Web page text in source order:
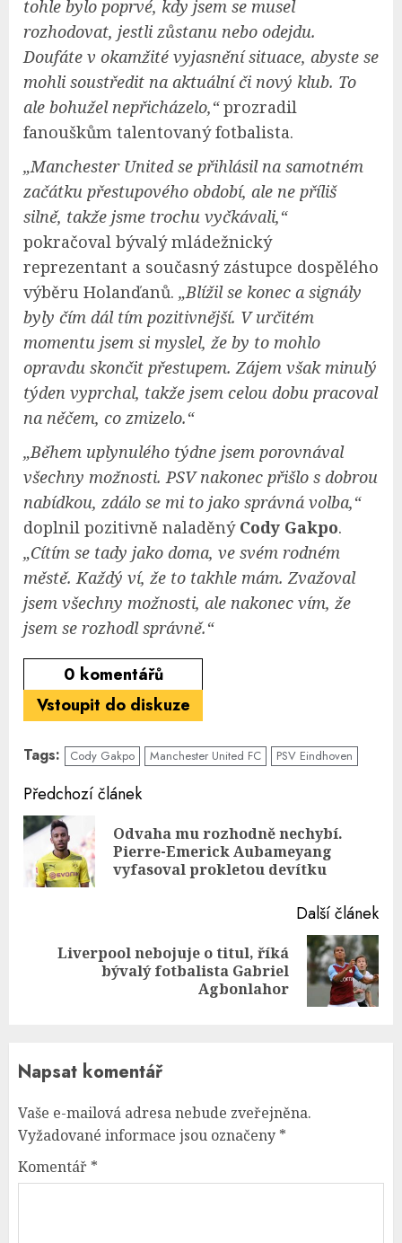
tohle bylo poprvé, kdy jsem se musel
rozhodovat, jestli zůstanu nebo odejdu.
Doufáte v okamžité vyjasnění situace, abyste se
mohli soustředit na aktuální či nový klub. To
ale bohužel nepřicházelo,“prozradil
fanouškům talentovaný fotbalista.
„Manchester United se přihlásil na samotném
začátku přestupového období, ale ne příliš
silně, takže jsme trochu vyčkávali,“
pokračoval bývalý mládežnický
reprezentant a současný zástupce dospělého
výběru Holanďanů. „Blížil se konec a signály
byly čím dál tím pozitivnější. V určitém
momentu jsem si myslel, že by to mohlo
opravdu skončit přestupem. Zájem však minulý
týden vyprchal, takže jsem celou dobu pracoval
na něčem, co zmizelo.“
„Během uplynulého týdne jsem porovnával
všechny možnosti. PSV nakonec přišlo s dobrou
nabídkou, zdálo se mi to jako správná volba,“
doplnil pozitivně naladěný Cody Gakpo.
„Cítím se tady jako doma, ve svém rodném
městě. Každý ví, že to takhle mám. Zvažoval
jsem všechny možnosti, ale nakonec vím, že
jsem se rozhodl správně.“
0 komentářů
Vstoupit do diskuze
Tags: Cody Gakpo Manchester United FC PSV Eindhoven
Continue
Reading
Předchozí článek
Odvaha mu rozhodně nechybí.
Pierre-Emerick Aubameyang
vyfasoval prokletou devítku
Další článek
Next
Liverpool nebojuje o titul, říká
bývalý fotbalista Gabriel
Agbonlahor
Napsat komentář
Vaše e-mailová adresa nebude zveřejněna.
Vyžadované informace jsou označeny *
Komentář *